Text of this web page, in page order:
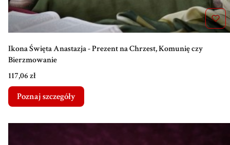
Ikona Święta Anastazja - Prezent na Chrzest, Komunię czy
Bierzmowanie
Cena
117,06 zł
Poznaj szczegóły